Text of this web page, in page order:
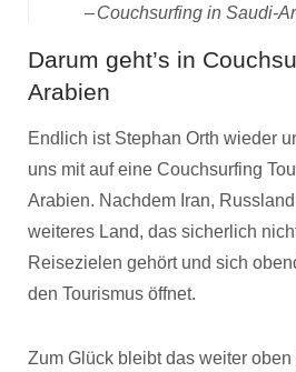
Couchsurfing in Saudi-
Darum geht’s in
Arabien
Endlich ist Stephan Orth wieder
uns mit auf eine Couchsurfing
Arabien. Nachdem Iran,
weiteres Land, das sicherlich
Reisezielen gehört und sich
den Tourismus öffnet.
Zum Glück bleibt das weiter